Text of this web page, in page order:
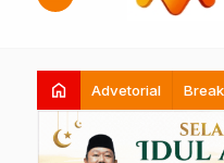
home Advetorial